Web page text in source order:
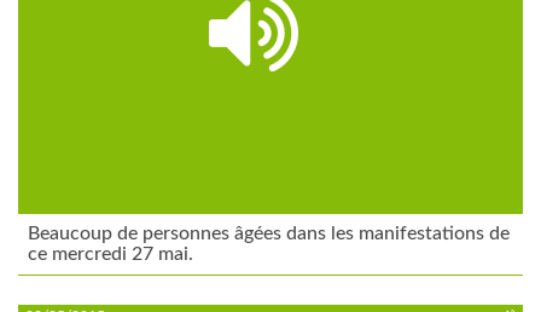
Beaucoup de personnes âgées dans les manifestations de
ce mercredi 27 mai.